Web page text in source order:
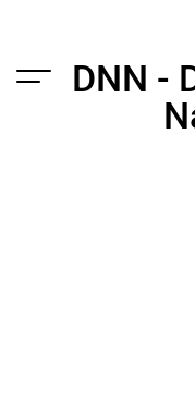
Menu
DNN -